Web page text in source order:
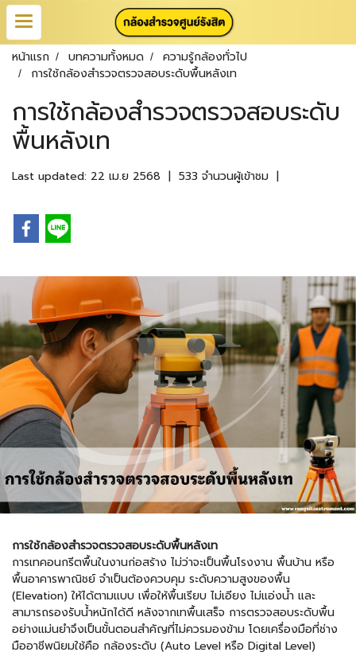
หน้าแรก บทความทั้งหมด
ความรู้กล้องทั่วไป
การใช้กล้องสำรวจตรวจสอบระดับพื้นหลังเท
การใช้กล้องสำรวจตรวจสอบระดับ
พื้นหลังเท
Last updated: 22 เม.ย 2568 | 533 จำนวนผู้เข้าชม |
การใช้กล้องสำรวจตรวจสอบระดับพื้นหลังเท
การเทคอนกรีตพื้นในงานก่อสร้าง ไม่ว่าจะเป็นพื้นโรงงาน พื้นบ้าน หรือ
พื้นอาคารพาณิชย์ จำเป็นต้องควบคุม ระดับความสูงของพื้น
(Elevation) ให้ได้ตามแบบ เพื่อให้พื้นเรียบ ไม่เอียง ไม่แอ่งน้ำ และ
สามารถรองรับน้ำหนักได้ดี หลังจากเทพื้นเสร็จ การตรวจสอบระดับพื้น
อย่างแม่นยำจึงเป็นขั้นตอนสำคัญที่ไม่ควรมองข้าม โดยเครื่องมือที่ช่าง
มืออาชีพนิยมใช้คือ กล้องระดับ (Auto Level หรือ Digital Level)